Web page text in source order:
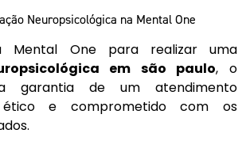
Neuropsicológica na Mental One
Mental One para realizar uma
em são paulo, o
garantia de um atendimento
ético e comprometido com os